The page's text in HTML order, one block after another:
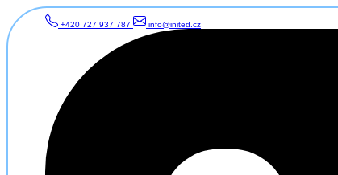
+420 727 937 787 info@inited.cz